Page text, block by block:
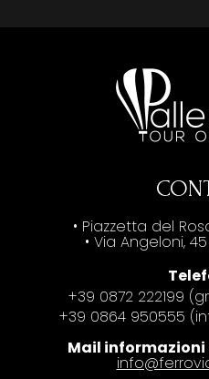
• Piazzetta del
• Via Angeloni,
+39 0872 222199
+39 0864 950555
Mail